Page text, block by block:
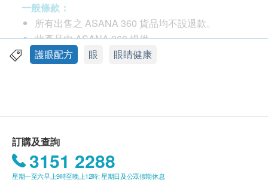
題，更有助抵擋電子螢幕藍光傷害，集補
眼、抗老化、防光害三大功效，助你回復雙
眼明眸、視力清晰、炯炯有神。
韓國最新研製 • 雙酵素配方 • 升級DHA及
酵素及Q10酵素，快速停止眼睛晶體硬化，
紓緩老花症狀
高效抗眼睛老化保健成分
一般條款：
所有出售之 ASANA 360 貨品均不設退款。
此產品由 ASANA 360 提供。
如有任何爭議，ASANA 360及健康網購
HK$85運費。
我們將於確定訂單後1-3個工作天內安排發貨。
不排除運送時間會因節日而有所影響。當八號烈風
護眼配方 眼 眼睛健康
訂購及查詢
3151 2288
星期一至六早上9時至晚上12時; 星期日及公眾假期休息